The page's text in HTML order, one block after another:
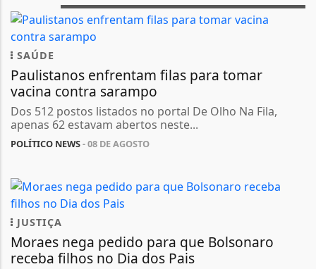
SAÚDE
Paulistanos enfrentam filas para tomar
vacina contra sarampo
Dos 512 postos listados no portal De Olho Na Fila,
apenas 62 estavam abertos neste...
POLÍTICO NEWS- 08 DE AGOSTO
JUSTIÇA
Moraes nega pedido para que Bolsonaro
receba filhos no Dia dos Pais